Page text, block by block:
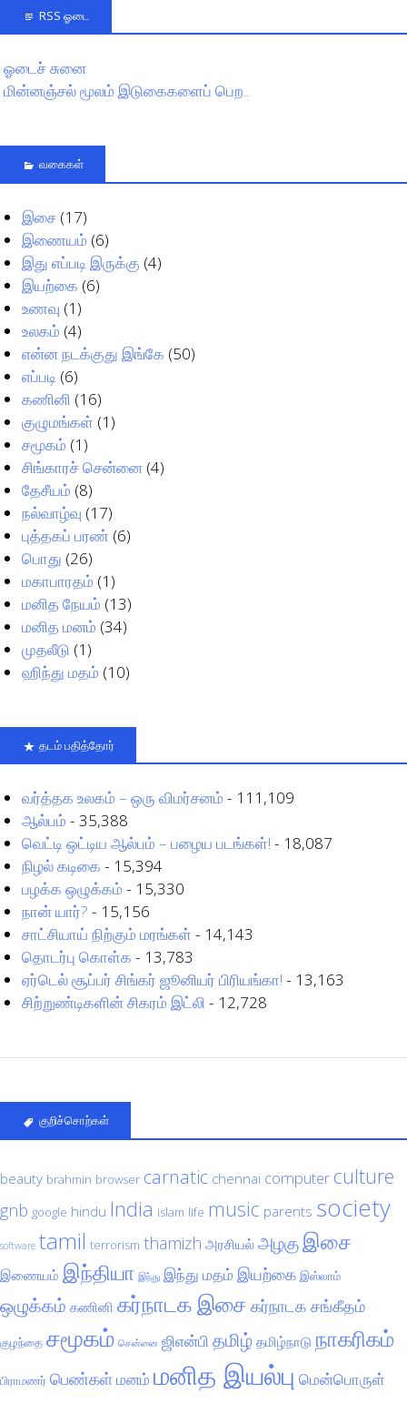
RSS ஓடை
ஓடைச் சுனை
மின்னஞ்சல் மூலம் இடுகைகளைப் பெற..
வகைகள்
இசை (17)
இணையம் (6)
இது எப்படி இருக்கு (4)
இயற்கை (6)
உணவு (1)
உலகம் (4)
என்ன நடக்குது இங்கே (50)
எப்படி (6)
கணினி (16)
குழுமங்கள் (1)
சமூகம் (1)
சிங்காரச் சென்னை (4)
தேசீயம் (8)
நல்வாழ்வு (17)
புத்தகப் பரண் (6)
பொது (26)
மகாபாரதம் (1)
மனித நேயம் (13)
மனித மனம் (34)
முதலீடு (1)
ஹிந்து மதம் (10)
தடம் பதித்தோர்
வர்த்தக உலகம் – ஒரு விமர்சனம் - 111,109
ஆல்பம் - 35,388
வெட்டி ஒட்டிய ஆல்பம் – பழைய படங்கள்! - 18,087
நிழல் கடிகை - 15,394
பழக்க ஒழுக்கம் - 15,330
நான் யார்? - 15,156
சாட்சியாய் நிற்கும் மரங்கள் - 14,143
தொடர்பு கொள்க - 13,783
ஏர்டெல் சூப்பர் சிங்கர் ஜூனியர் பிரியங்கா! - 13,163
சிற்றுண்டிகளின் சிகரம் இட்லி - 12,728
குறிச்சொற்கள்
beauty brahmin browser carnatic chennai computer culture
gnb google hindu India islam life music parents society
software tamil terrorism thamizh அரசியல் அழகுஇசை
இணையம் இந்தியா இந்து இந்து மதம் இயற்கை இஸ்லாம்
ஒழுக்கம் கணினி கர்நாடக இசை கர்நாடக சங்கீதம்
குழந்தை சமூகம் சென்னை ஜிஎன்பி தமிழ் தமிழ்நாடு நாகரிகம்
பிராமணர் பெண்கள்மனம் மனித இயல்பு மென்பொருள்